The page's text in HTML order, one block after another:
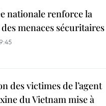
nationale renforce la
menaces sécuritaires
des victimes de l’agent
du Vietnam mise à